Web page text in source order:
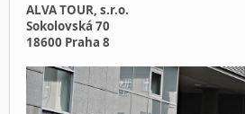
ALVA TOUR, s.r.o.
Sokolovská 70
18600 Praha 8